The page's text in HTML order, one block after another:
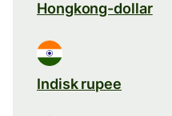
Hongkong-dollar
Indisk rupee